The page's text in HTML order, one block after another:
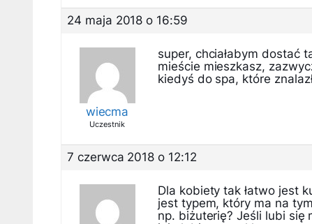
24 maja 2018 o 16:59
wiecma
Uczestnik
super, chciałabym dostać
mieście mieszkasz,
kiedyś do spa, które
7 czerwca 2018 o 12:12
Dla kobiety tak łatwo jest
jest typem, który ma na
np. biżuterię? Jeśli lubi się